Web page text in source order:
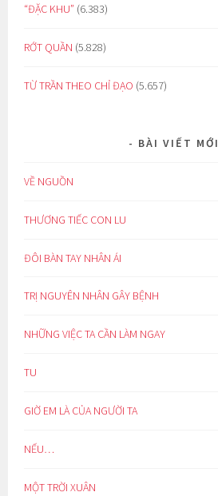
“ĐẶC KHU” (6.383)
RỚT QUẦN (5.828)
TỪ TRẦN THEO CHỈ ĐẠO (5.657)
BÀI VIẾT MỚI
VỀ NGUỒN
THƯƠNG TIẾC CON LU
ĐÔI BÀN TAY NHÂN ÁI
TRỊ NGUYÊN NHÂN GÂY BỆNH
NHỮNG VIỆC TA CẦN LÀM NGAY
TU
GIỜ EM LÀ CỦA NGƯỜI TA
NẾU…
MỘT TRỜI XUÂN